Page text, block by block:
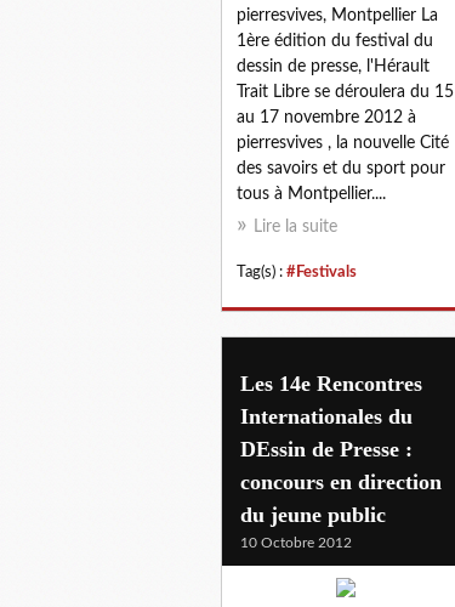
pierresvives, Montpellier La
1ère édition du festival du
dessin de presse, l'Hérault
Trait Libre se déroulera du 15
au 17 novembre 2012 à
pierresvives , la nouvelle Cité
des savoirs et du sport pour
tous à Montpellier....
Lire la suite
Tag(s) : #Festivals
Les 14e Rencontres
Internationales du
DEssin de Presse :
concours en direction
du jeune public
10 Octobre 2012